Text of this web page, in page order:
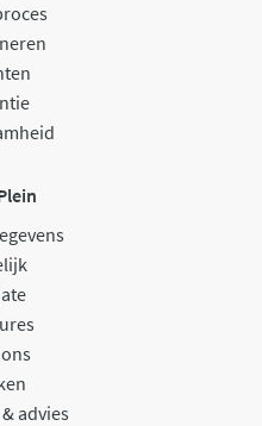
advies